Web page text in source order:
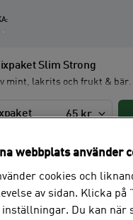
Slim Strong
mint, lakrits och frukt & bär.
65 kr
webbplats använder
cookies och
av sidan. Klicka
inställningar. Du kan när